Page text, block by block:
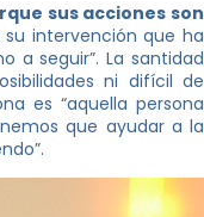
sus acciones son
intervención que ha
a seguir”. La santidad
ni difícil de
es “aquella persona
que ayudar a la